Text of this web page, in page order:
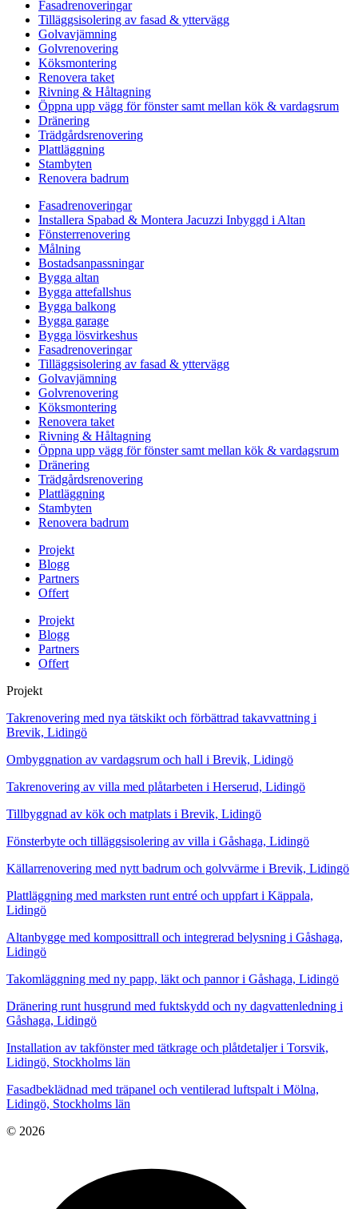
Fasadrenoveringar
Tilläggsisolering av fasad & yttervägg
Golvavjämning
Golvrenovering
Köksmontering
Renovera taket
Rivning & Håltagning
Öppna upp vägg för fönster samt mellan kök & vardagsrum
Dränering
Trädgårdsrenovering
Plattläggning
Stambyten
Renovera badrum
Fasadrenoveringar
Installera Spabad & Montera Jacuzzi Inbyggd i Altan
Fönsterrenovering
Målning
Bostadsanpassningar
Bygga altan
Bygga attefallshus
Bygga balkong
Bygga garage
Bygga lösvirkeshus
Fasadrenoveringar
Tilläggsisolering av fasad & yttervägg
Golvavjämning
Golvrenovering
Köksmontering
Renovera taket
Rivning & Håltagning
Öppna upp vägg för fönster samt mellan kök & vardagsrum
Dränering
Trädgårdsrenovering
Plattläggning
Stambyten
Renovera badrum
Projekt
Blogg
Partners
Offert
Projekt
Blogg
Partners
Offert
Projekt
Takrenovering med nya tätskikt och förbättrad takavvattning i
Brevik, Lidingö
Ombyggnation av vardagsrum och hall i Brevik, Lidingö
Takrenovering av villa med plåtarbeten i Herserud, Lidingö
Tillbyggnad av kök och matplats i Brevik, Lidingö
Fönsterbyte och tilläggsisolering av villa i Gåshaga, Lidingö
Källarrenovering med nytt badrum och golvvärme i Brevik, Lidingö
Plattläggning med marksten runt entré och uppfart i Käppala,
Lidingö
Altanbygge med komposittrall och integrerad belysning i Gåshaga,
Lidingö
Takomläggning med ny papp, läkt och pannor i Gåshaga, Lidingö
Dränering runt husgrund med fuktskydd och ny dagvattenledning i
Gåshaga, Lidingö
Installation av takfönster med tätkrage och plåtdetaljer i Torsvik,
Lidingö, Stockholms län
Fasadbeklädnad med träpanel och ventilerad luftspalt i Mölna,
Lidingö, Stockholms län
© 2026